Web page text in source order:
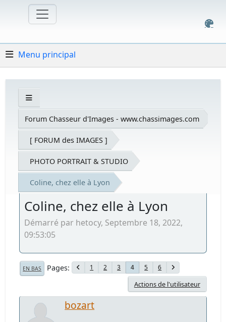
Menu principal
Forum Chasseur d'Images - www.chassimages.com
[ FORUM des IMAGES ]
PHOTO PORTRAIT & STUDIO
Coline, chez elle à Lyon
Coline, chez elle à Lyon
Démarré par hetocy, Septembre 18, 2022,
09:53:05
EN BAS Pages 1 2 3 4 5 6
Actions de l'utilisateur
bozart